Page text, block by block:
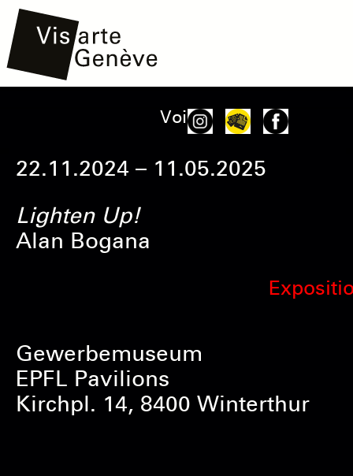
principal
Voir
22.11.2024 – 11.05.2025
Lighten Up!
Alan Bogana
Gewerbemuseum
EPFL Pavilions
Kirchpl. 14, 8400 Winterthur